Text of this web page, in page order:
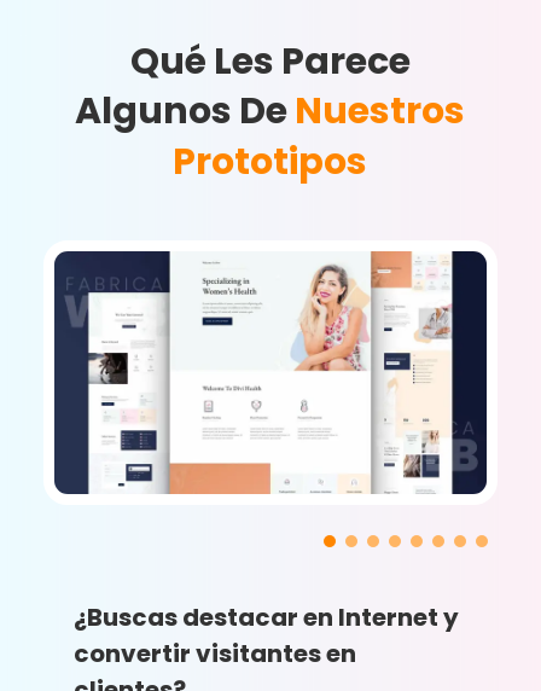
Qué Les Parece
Algunos DeNuestros
Prototipos
¿Buscas destacar en Internet y
convertir visitantes en